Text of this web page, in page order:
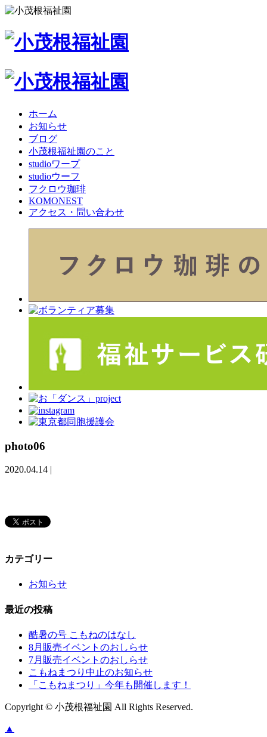
ホーム
お知らせ
ブログ
小茂根福祉園のこと
studioワープ
studioウーフ
フクロウ珈琲
KOMONEST
アクセス・問い合わせ
photo06
2020.04.14 |
カテゴリー
お知らせ
最近の投稿
酷暑の号 こもねのはなし
8月販売イベントのおしらせ
7月販売イベントのおしらせ
こもねまつり中止のお知らせ
「こもねまつり」今年も開催します！
Copyright © 小茂根福祉園 All Rights Reserved.
▲